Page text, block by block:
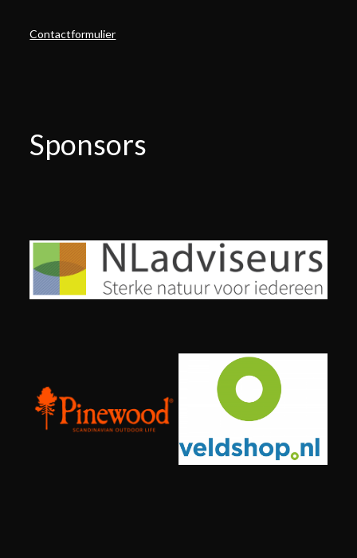
Contactformulier
Sponsors